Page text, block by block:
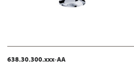
638.30.300.xxx-AA